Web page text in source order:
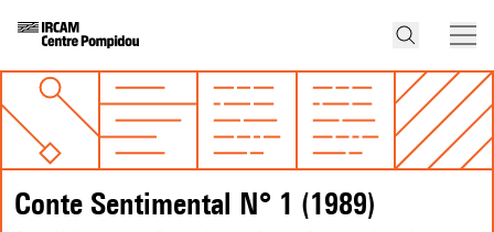
Conte Sentimental N° 1 (1989)